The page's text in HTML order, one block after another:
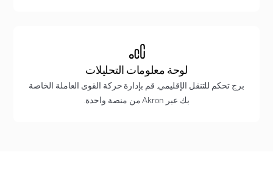
لوحة معلومات التحليلات
برج تحكم للتنقل الإقليمي. قم بإدارة حركة القوى العاملة الخاصة
بك عبر Akron من منصة واحدة.